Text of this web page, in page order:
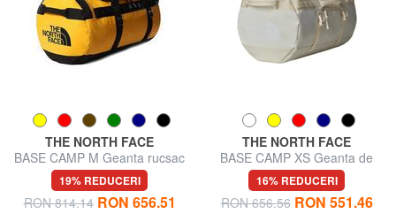
THE NORTH FACE
BASE CAMP M Geanta rucsac
19% REDUCERI
RON 814.14 RON 656.51
THE NORTH FACE
BASE CAMP XS Geanta de
voiaj/Rucsac
16% REDUCERI
RON 656.56 RON 551.46